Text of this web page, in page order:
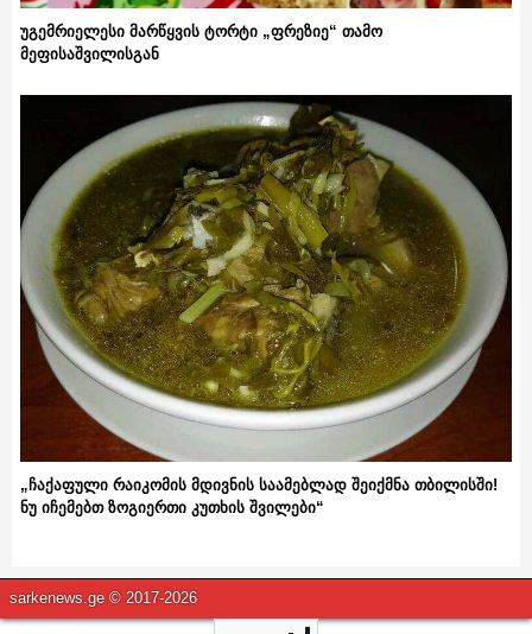
უგემრიელესი მარწყვის ტორტი „ფრეზიე“ თამო
მეფისაშვილისგან
„ჩაქაფული რაიკომის მდივნის საამებლად შეიქმნა თბილისში!
ნუ იჩემებთ ზოგიერთი კუთხის შვილები“
sarkenews.ge © 2017-2026